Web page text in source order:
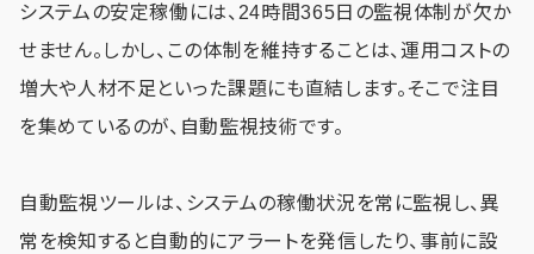
システムの安定稼働には、24時間365日の監視体制が欠か
せません。しかし、この体制を維持することは、運用コストの
増大や人材不足といった課題にも直結します。そこで注目
を集めているのが、自動監視技術です。
自動監視ツールは、システムの稼働状況を常に監視し、異
常を検知すると自動的にアラートを発信したり、事前に設